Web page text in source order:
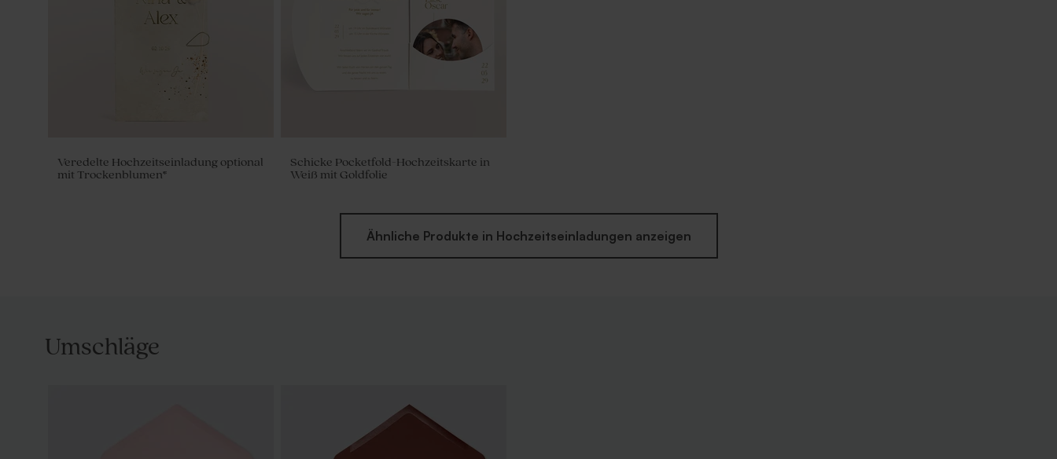
Veredelte Hochzeitseinladung optional
mit Trockenblumen*
Schicke Pocketfold-Hochzeitskarte in
Weiß mit Goldfolie
Ähnliche Produkte in Hochzeitseinladungen anzeigen
Umschläge